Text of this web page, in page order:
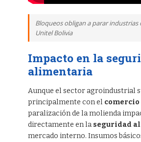
Bloqueos obligan a parar industrias
Unitel Bolivia
Impacto en la
alimentaria
Aunque el sector agroindustrial
principalmente con el
paralización de la molienda
directamente en la seguridad
mercado interno. Insumos